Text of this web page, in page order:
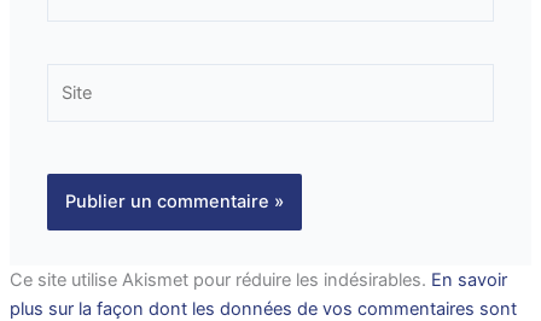
Ce site utilise Akismet pour réduire les indésirables. En savoir
plus sur la façon dont les données de vos commentaires sont